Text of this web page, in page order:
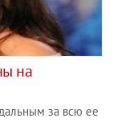
на
за всю ее